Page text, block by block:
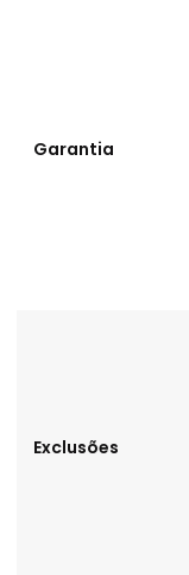
Garantia
Exclusões